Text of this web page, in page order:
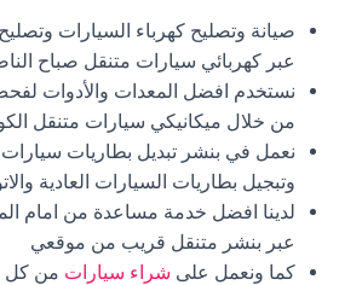
صيانة وتصليح كهرباء السيارات
عبر كهربائي سيارات متنقل صباح
نستخدم افضل المعدات والأدوات
من خلال ميكانيكي سيارات متنقل
نعمل في بنشر تبديل بطاريات
وتبجيل بطاريات السيارات العادية
لدينا افضل خدمة مساعدة من امام
عبر بنشر متنقل قريب من موقعي
كما ونعمل على شراء سيارات من كل